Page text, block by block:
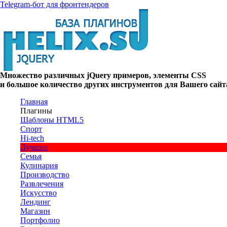
Telegram-бот для фронтендеров
Множество различных jQuery примеров, элементы CSS
и большое количество других инструментов для Вашего
Главная
Плагины
Шаблоны HTML5
Спорт
Hi-tech
Лучшие
Семья
Кулинария
Производство
Развлечения
Искусство
Лендинг
Магазин
Портфолио